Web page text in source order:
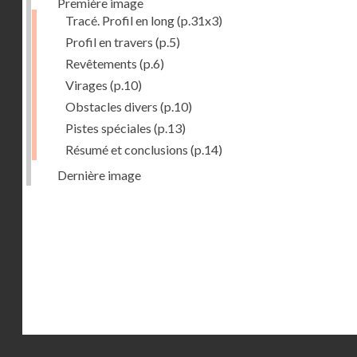
Tracé. Profil en long(p.31x3)
Profil en travers (p.5)
Revêtements (p.6)
Virages (p.10)
Obstacles divers (p.10)
Pistes spéciales (p.13)
Résumé et conclusions (p.14)
Dernière image